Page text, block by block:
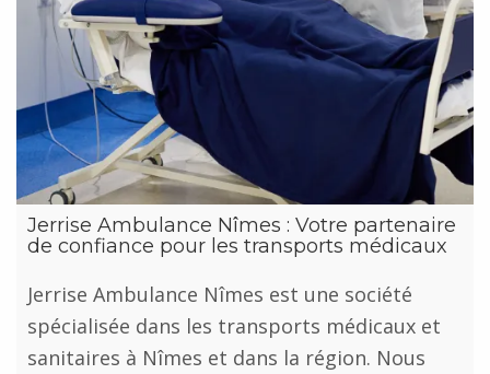
Jerrise Ambulance Nîmes : Votre partenaire
de confiance pour les transports médicaux
Jerrise Ambulance Nîmes est une société
spécialisée dans les transports médicaux et
sanitaires à Nîmes et dans la région. Nous